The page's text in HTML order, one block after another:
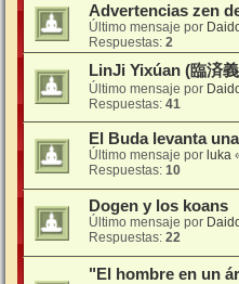
Advertencias zen
Último mensaje por
Respuestas: 2
LinJi Yixúan (臨済
Último mensaje por
Respuestas: 41
El Buda levanta
Último mensaje por luka
Respuestas: 10
Dogen y los koans
Último mensaje por
Respuestas: 22
"El hombre en un